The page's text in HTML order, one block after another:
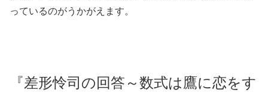
っているのがうかがえます。
『差形怜司の回答～数式は鷹に恋をす